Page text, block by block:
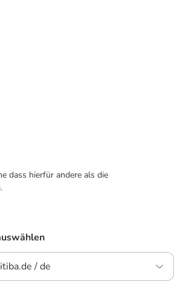
dass hierfür andere als die
.
/ de